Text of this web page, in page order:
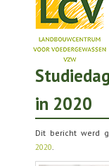
NIEUWS
PUBLICATIES
TOOLS
in 2020
Dit bericht werd
2020.